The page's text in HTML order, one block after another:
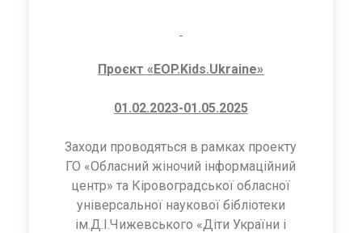
Проєкт «EOP.Kids.Ukraine»
01.02.2023-01.05.2025
Заходи проводяться в рамках проекту
ГО «Обласний жіночий інформаційний
центр» та Кіровоградської обласної
універсальної наукової бібліотеки
ім.Д.І.Чижевського «Діти України і